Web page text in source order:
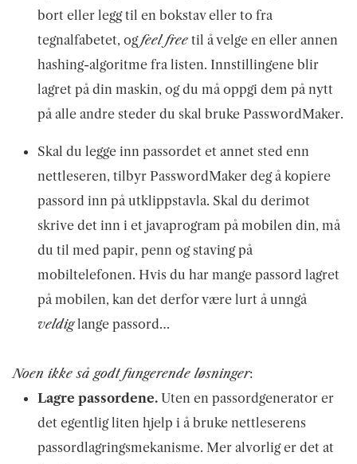
bort eller legg til en bokstav eller to fra
tegnalfabetet, ogfeel free til å velge en eller annen
hashing-algoritme fra listen. Innstillingene blir
lagret på din maskin, og du må oppgi dem på nytt
på alle andre steder du skal bruke PasswordMaker.
Skal du legge inn passordet et annet sted enn
nettleseren, tilbyr PasswordMaker deg å kopiere
passord inn på utklippstavla. Skal du derimot
skrive det inn i et javaprogram på mobilen din, må
du til med papir, penn og staving på
mobiltelefonen. Hvis du har mange passord lagret
på mobilen, kan det derfor være lurt å unngå
veldiglange passord…
Noen ikke så godt fungerende løsninger:
Lagre passordene. Uten en passordgenerator er
det egentlig liten hjelp i å bruke nettleserens
passordlagringsmekanisme. Mer alvorlig er det at